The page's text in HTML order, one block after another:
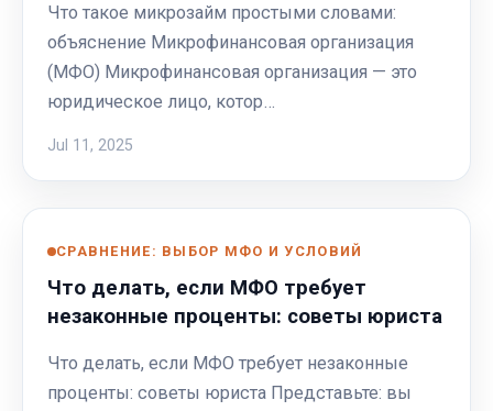
Что такое микрозайм простыми словами:
объяснение Микрофинансовая организация
(МФО) Микрофинансовая организация — это
юридическое лицо, котор…
Jul 11, 2025
СРАВНЕНИЕ: ВЫБОР МФО И УСЛОВИЙ
Что делать, если МФО требует
незаконные проценты: советы юриста
Что делать, если МФО требует незаконные
проценты: советы юриста Представьте: вы